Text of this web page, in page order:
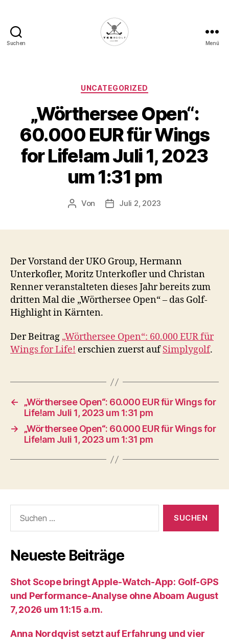
Suchen
Deine
Plattform
für
Golfbegeisterte!
Menü
Kategorien
UNCATEGORIZED
„Wörthersee Open“:
60.000 EUR für Wings
for Life!am Juli 1, 2023
um 1:31 pm
Beitragsautor
Von Veröffentlichungsdatum
Juli 2, 2023
Der Vorstand der UKO Group, Hermann
Unterkoﬂer, Moritz Unterkoﬂer und Christan
Renner veranstalteten dieses Jahr bereits zum
dritten Mal die „Wörthersee Open“ – das Golf-
Highlight in Kärnten.
Der Beitrag „Wörthersee Open“: 60.000 EUR für
Wings for Life! erschien zuerst aufSimplygolf.
←
„Wörthersee Open“: 60.000 EUR für Wings for
Life!am Juli 1, 2023 um 1:31 pm
→
„Wörthersee Open“: 60.000 EUR für Wings for
Life!am Juli 1, 2023 um 1:31 pm
nach:
Neueste Beiträge
Shot Scope bringt Apple-Watch-App: Golf-GPS
und Performance-Analyse ohne Aboam August
7, 2026 um 11:15 a.m.
Anna Nordqvist setzt auf Erfahrung und vier